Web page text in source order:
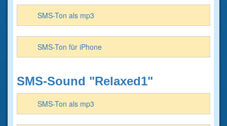
SMS-Ton als mp3
SMS-Ton für iPhone
SMS-Sound "Relaxed1"
SMS-Ton als mp3